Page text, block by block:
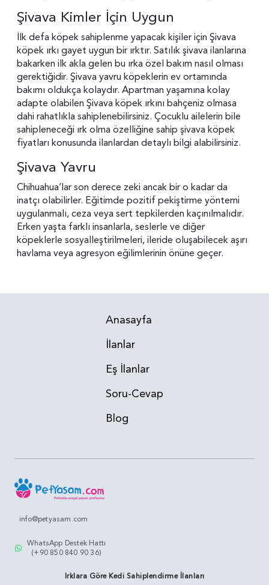
Şivava Kimler İçin Uygun
İlk defa köpek sahiplenme yapacak kişiler için Şivava
köpek ırkı gayet uygun bir ırktır. Satılık şivava ilanlarına
bakarken ilk akla gelen bu ırka özel bakım nasıl olması
gerektiğidir. Şivava yavru köpeklerin ev ortamında
bakımı oldukça kolaydır. Apartman yaşamına kolay
adapte olabilen Şivava köpek ırkını bahçeniz olmasa
dahi rahatlıkla sahiplenebilirsiniz. Çocuklu ailelerin bile
sahipleneceği ırk olma özelliğine sahip şivava köpek
fiyatları konusunda ilanlardan detaylı bilgi alabilirsiniz.
Şivava Yavru
Chihuahua’lar son derece zeki ancak bir o kadar da
inatçı olabilirler. Eğitimde pozitif pekiştirme yöntemi
uygulanmalı, ceza veya sert tepkilerden kaçınılmalıdır.
Erken yaşta farklı insanlarla, seslerle ve diğer
köpeklerle sosyalleştirilmeleri, ileride oluşabilecek aşırı
havlama veya agresyon eğilimlerinin önüne geçer.
Anasayfa
İlanlar
Eş İlanlar
Soru-Cevap
Blog
info@petyasam.com
WhatsApp Destek Hattı
(+90 850 840 90 36)
Irklara Göre Kedi Sahiplendirme İlanları